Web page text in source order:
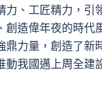
力、工匠精力，引
創造偉年夜的時代
鼎力量，創造了新
動我國邁上周全建